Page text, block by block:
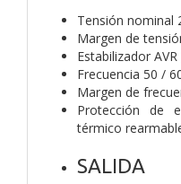
Tensión nominal
Margen de
Estabilizador
Frecuencia 50 /
Margen de
Protección de
térmico
SALIDA